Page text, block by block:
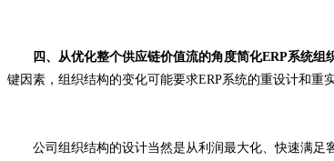
四、从优化整个供应链价值流的角度简化ERP系统组
键因素，组织结构的变化可能要求ERP系统的重设计和重实
公司组织结构的设计当然是从利润最大化、快速满足